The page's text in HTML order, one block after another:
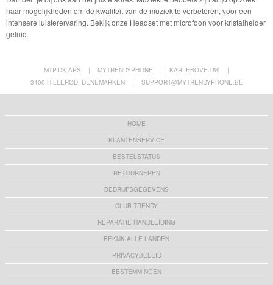
naar mogelijkheden om de kwaliteit van de muziek te verbeteren, voor een
intensere luisterervaring. Bekijk onze Headset met microfoon voor kristalhelder
geluid.
MTP.DK APS | MYTRENDYPHONE | KARLEBOVEJ 59
|
3400 HILLERØD, DENEMARKEN
| SUPPORT@MYTRENDYPHONE.BE
HOME
KLANTENSERVICE
BESTELSTATUS
RETOURNEREN
BEDRIJFSGEGEVENS
CLUB TRENDY
REPARATIE HANDLEIDING
BEKIJK ALLE LANDEN
PRIVACYBELEID
BESTEMMINGEN